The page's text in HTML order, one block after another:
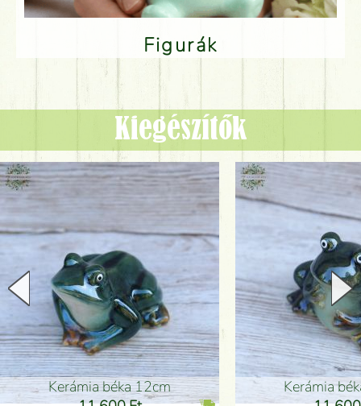
Figurák
Kiegészítők
Kerámia béka 12cm
Kerámia